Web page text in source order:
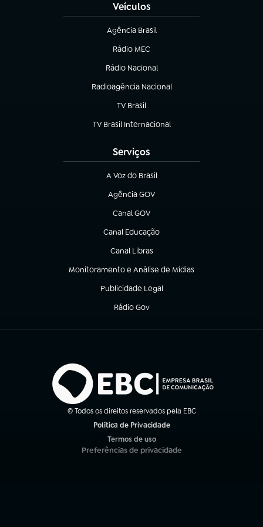
Veículos
Agência Brasil
(abre em nova aba)
Rádio MEC
(abre em nova aba)
Rádio Nacional
Radioagência Nacional
(abre em nova aba)
TV Brasil
(abre em nova aba)
TV Brasil Internacional
(abre em nova aba)
Serviços
A Voz do Brasil
(abre em nova aba)
Agência GOV
(abre em nova aba)
Canal GOV
(abre em nova aba)
Canal Educação
(abre em nova aba)
Canal Libras
(abre em nova aba)
Monitoramento e Análise de Mídias
(abre em nova aba)
Publicidade Legal
(abre em nova aba)
Rádio Gov
(abre em nova aba)
© Todos os direitos reservados pela EBC
Política de Privacidade
Termos de uso
(abre em nova aba)
Preferências de privacidade